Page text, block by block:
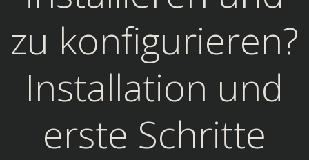
zu konfigurieren?
Installation und
erste Schritte